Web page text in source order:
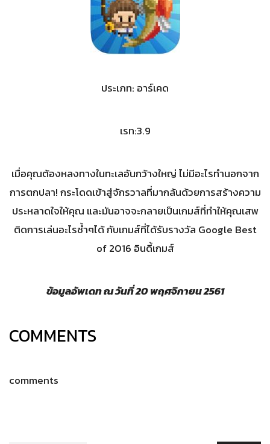
ประเภท: อาร์เคด
เรท:3.9
เมื่อคุณต้องหลงทางในทะเลอันกว้างใหญ่ ไม่มีอะไรทำนอกจาก
การตกปลา! กระโดดเข้าสู่จักรวาลที่มากล้นด้วยการสร้างความ
ประหลาดใจให้คุณ และมันอาจจะกลายเป็นเกมส์ที่ทำให้คุณเสพ
ติดการเล่นอะไรซ้ำๆได้ กับเกมส์ที่ได้รับรางวัล Google Best
of 2016 อินดี้เกมส์
ข้อมูลอัพเดท ณ วันที่ 20 พฤศจิกายน 2561
COMMENTS
comments